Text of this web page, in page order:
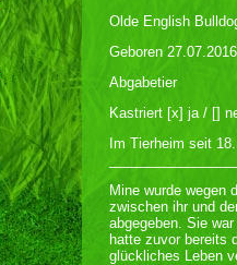
Olde English
Geboren 27.07.2016
Abgabetier
Kastriert [x] ja / []
Im Tierheim seit
Mine wurde wegen
zwischen ihr und
abgegeben. Sie
hatte zuvor bereits
glückliches Leben